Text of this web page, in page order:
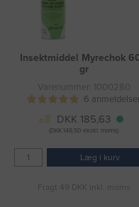
Insektmiddel Myrechok
gr
Varenummer: 1000280
6
DKK 185,63
(DKK 148,50 ekskl. moms)
Læg i kurv
Fragt 49 DKK inkl. moms